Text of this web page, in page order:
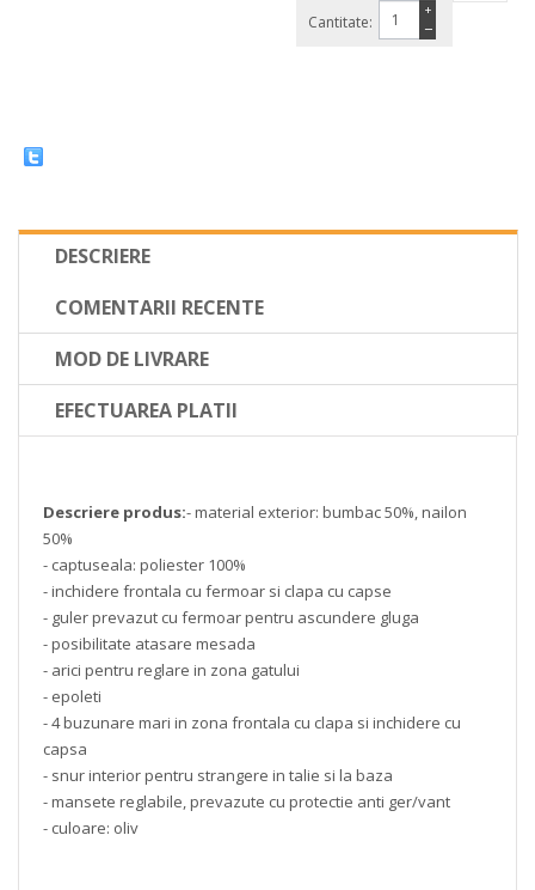
Cantitate: −
+
DESCRIERE
COMENTARII RECENTE
MOD DE LIVRARE
EFECTUAREA PLATII
Descriere produs:- material exterior: bumbac 50%, nailon
50%
- captuseala: poliester 100%
- inchidere frontala cu fermoar si clapa cu capse
- guler prevazut cu fermoar pentru ascundere gluga
- posibilitate atasare mesada
- arici pentru reglare in zona gatului
- epoleti
- 4 buzunare mari in zona frontala cu clapa si inchidere cu
capsa
- snur interior pentru strangere in talie si la baza
- mansete reglabile, prevazute cu protectie anti ger/vant
- culoare: oliv